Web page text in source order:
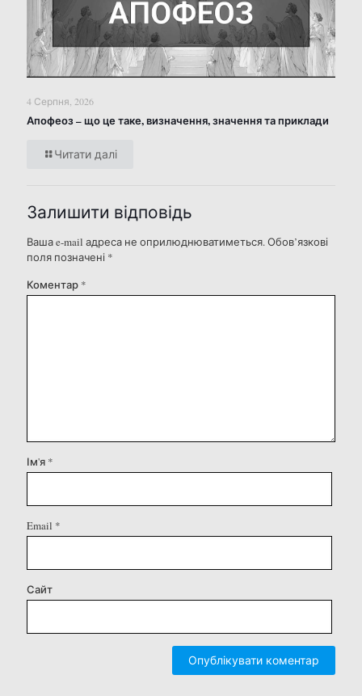
4 Серпня, 2026
Апофеоз – що це таке, визначення, значення та приклади
Читати далі
Залишити відповідь
Ваша e-mail адреса не оприлюднюватиметься. Обов’язкові
поля позначені *
Коментар *
Ім'я *
Email *
Сайт